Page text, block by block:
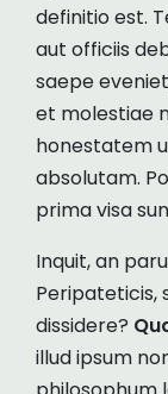
definitio est.
aut officiis
saepe
et molestiae
honestatem
absolutam.
prima visa
Inquit, an
Peripateticis,
dissidere?
illud ipsum